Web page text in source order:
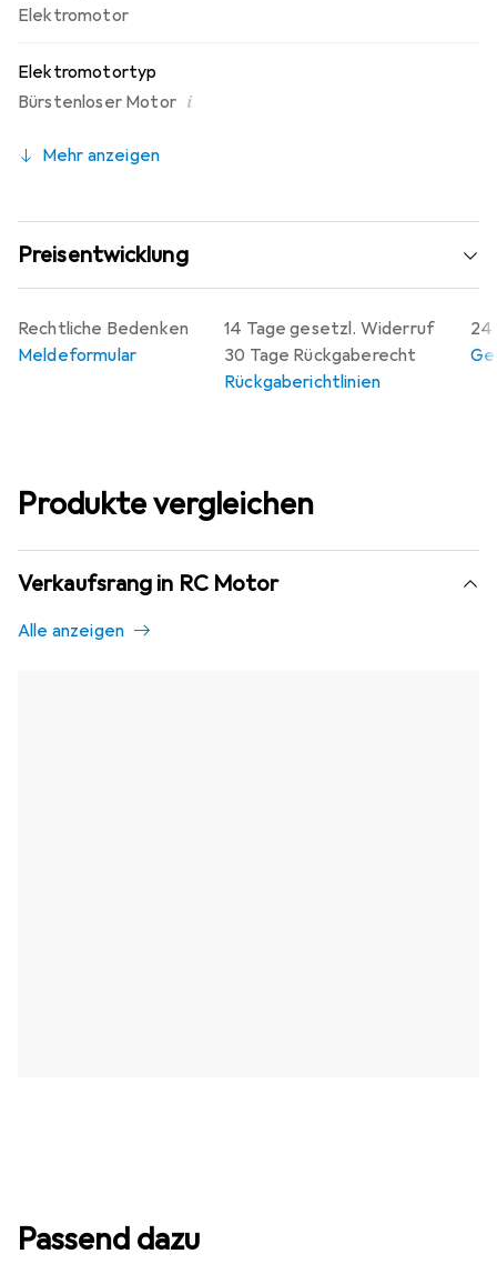
Elektromotor
Elektromotortyp
Bürstenloser Motor i
Mehr anzeigen
Preisentwicklung
14 Tage gesetzl. Widerruf
30 Tage Rückgaberecht
Rückgaberichtlinien
24
Rechtliche Bedenken
Meldeformular
Produkte vergleichen
Verkaufsrang in RC Motor
Alle anzeigen
Passend dazu